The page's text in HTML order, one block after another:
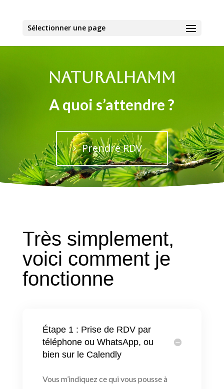
Sélectionner une page
NATURALHAMM
A quoi s’attendre ?
Prendre RDV
Très simplement,
voici comment je
fonctionne
Étape 1 : Prise de RDV par
téléphone ou WhatsApp, ou
bien sur le Calendly
Vous m’indiquez ce qui vous pousse à